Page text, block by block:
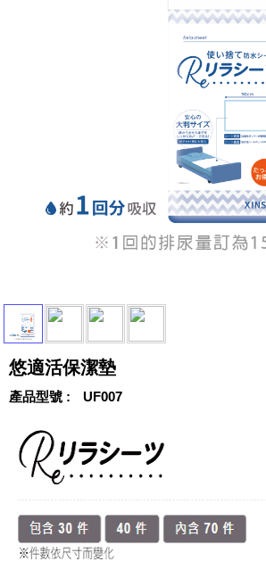
悠適活保潔墊
產品型號 UF007